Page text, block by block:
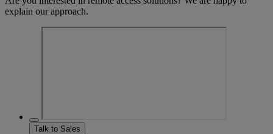
explain our approach.
Talk to Sales